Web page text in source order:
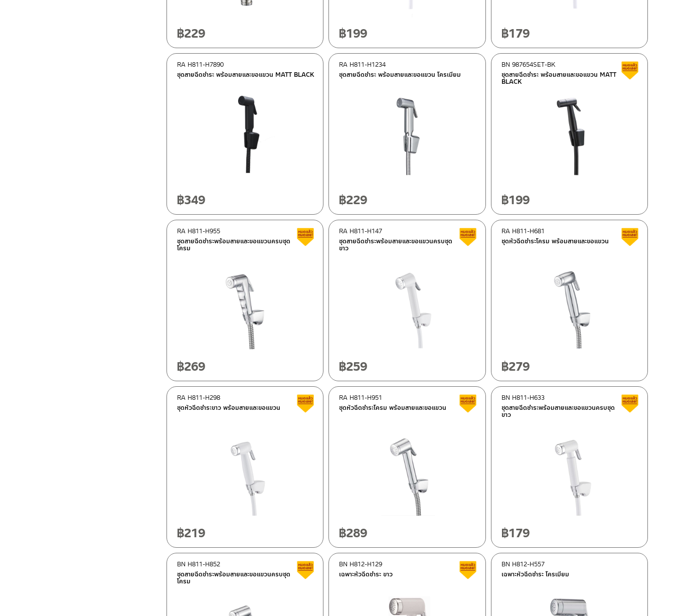
฿229 ฿199 ฿179
ชุดสายฉีดชำระ พร้อมสายและขอแขวน MATT BLACK
RA H811-H7890
฿349
ชุดสายฉีดชำระ พร้อมสายและขอแขวน โครเมียม
RA H811-H1234
฿229
ชุดสายฉีดชำระ พร้อมสายและขอแขวน MATT
BLACK
BN 987654SET-BK
฿199
ชุดสายฉีดชำระพร้อมสายและขอแขวนครบชุด
โครม
RA H811-H955 สินค้าลดราคา เคลียร์สต็อก
฿269
ชุดสายฉีดชำระพร้อมสายและขอแขวนครบชุด
ขาว
RA H811-H147 สินค้าลดราคา เคลียร์สต็อก
฿259
ชุดหัวฉีดชำระโครม พร้อมสายและขอแขวน
RA H811-H681
฿279
ชุดหัวฉีดชำระขาว พร้อมสายและขอแขวน
RA H811-H298 สินค้าลดราคา เคลียร์สต็อก
฿219
ชุดหัวฉีดชำระโครม พร้อมสายและขอแขวน
RA H811-H951 สินค้าลดราคา เคลียร์สต็อก
฿289
ชุดสายฉีดชำระพร้อมสายและขอแขวนครบชุด
ขาว
BN H811-H633
฿179
ชุดสายฉีดชำระพร้อมสายและขอแขวนครบชุด
โครม
BN H811-H852 สินค้าลดราคา เคลียร์สต็อก
เฉพาะหัวฉีดชำระ ขาว
BN H812-H129 สินค้าลดราคา เคลียร์สต็อก
เฉพาะหัวฉีดชำระ โครเมียม
BN H812-H557